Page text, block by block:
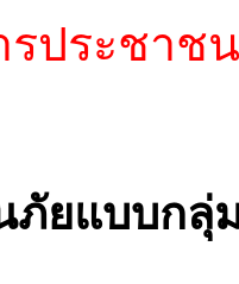
รประชาช
ภัยแบบกลุ่